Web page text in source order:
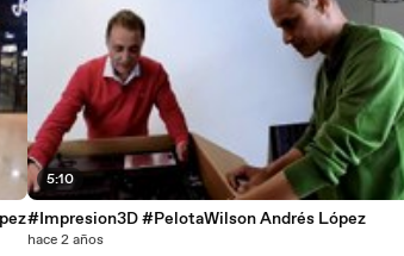
5:10
#Impresion3D #PelotaWilson Andrés López
hace 2 años